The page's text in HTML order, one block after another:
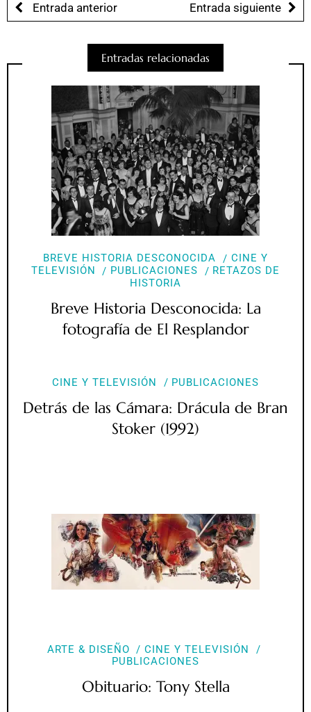
Entrada anterior Entrada siguiente
Entradas relacionadas
BREVE HISTORIA DESCONOCIDA
CINE Y
TELEVISIÓN
PUBLICACIONES
RETAZOS DE
HISTORIA
Breve Historia Desconocida: La
fotografía de El Resplandor
CINE Y TELEVISIÓN PUBLICACIONES
Detrás de las Cámara: Drácula de Bran
Stoker (1992)
ARTE & DISEÑO
CINE Y TELEVISIÓN
PUBLICACIONES
Obituario: Tony Stella